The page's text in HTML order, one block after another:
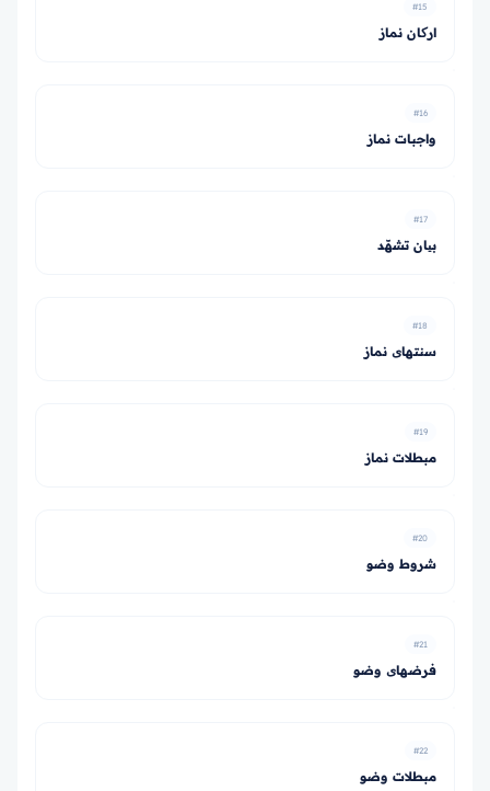
#15
ارکان نماز
#16
واجبات نماز
#17
بیان تشهّد
#18
سنت­های نماز
#19
مبطلات نماز
#20
شروط وضو
#21
فرض­های وضو
#22
مبطلات وضو